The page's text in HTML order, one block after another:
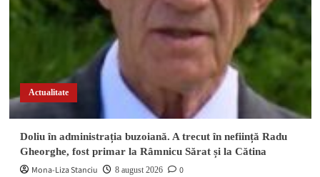
Actualitate
Doliu în administrația buzoiană. A trecut în neființă Radu
Gheorghe, fost primar la Râmnicu Sărat și la Cătina
Mona-Liza Stanciu 8 august 2026 0